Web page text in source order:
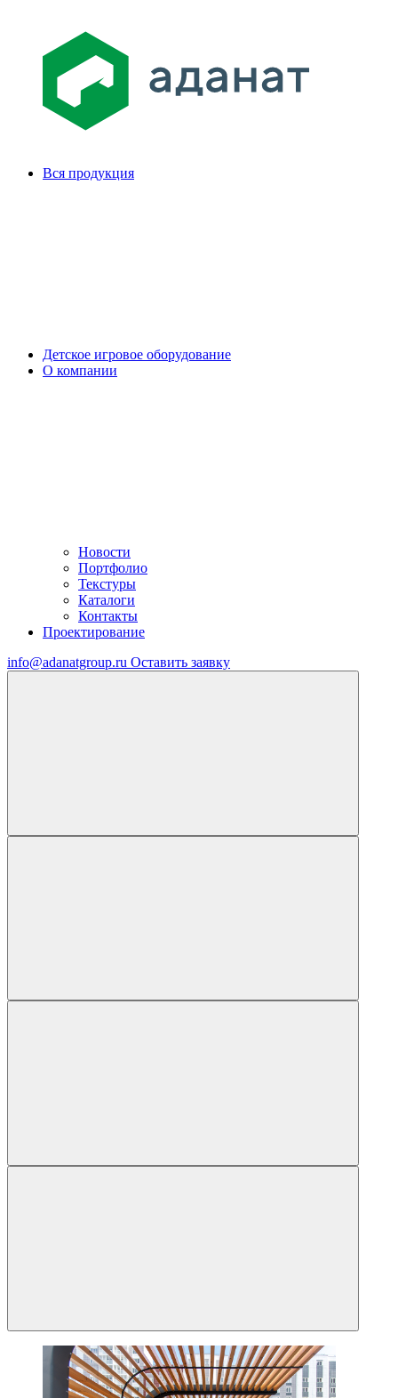
Вся продукция
Детское игровое оборудование
О компании
Новости
Портфолио
Текстуры
Каталоги
Контакты
Проектирование
info@adanatgroup.ru Оставить заявку